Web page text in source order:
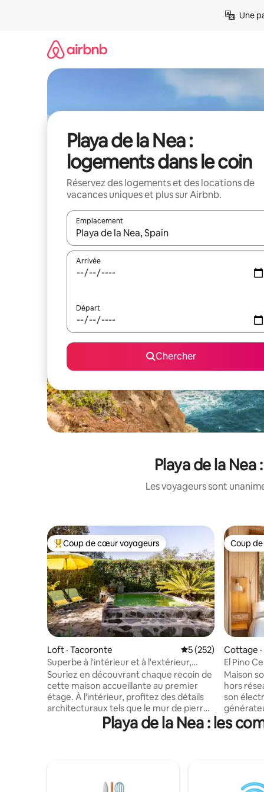
Une
Playa de la Nea :
logements dans le coin
Réservez des logements et des locations de
vacances uniques et plus sur Airbnb.
Emplacement
Quand les résultats sont affichés, parcourez-les
Arrivée
Départ
Chercher
Playa de la
Les voyageurs sont
Coup de cœur voyageurs parmi les plus aimés
Coup de cœur voyageurs
Loft · Tacoronte Note moyenne de 5
5 (252)
Superbe à l'intérieur et à l'extérieur,
penthouse avec terrasse et petite
piscine
Souriez en découvrant chaque recoin de
cette maison accueillante au premier
étage. À l'intérieur, profitez des détails
architecturaux tels que le mur de pierre
et le plafond cathédrale en bois. Plus de
70 % de la consommation d'électricité est
maintenant, d'une petite piscine
Coup
Coup
Cottage
El Pino
Maison
hors
son
Restauré
avant le
Playa de la Nea : les